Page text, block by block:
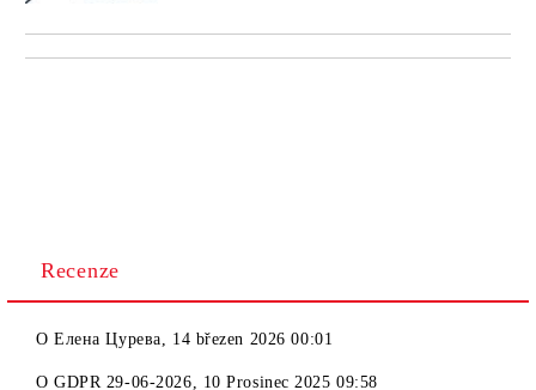
Recenze
OЕлена Цурева, 14 březen 2026 00:01
OGDPR 29-06-2026, 10 Prosinec 2025 09:58